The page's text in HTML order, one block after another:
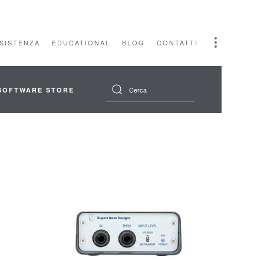
EDUCATIONAL BLOG CONTATTI
STORE